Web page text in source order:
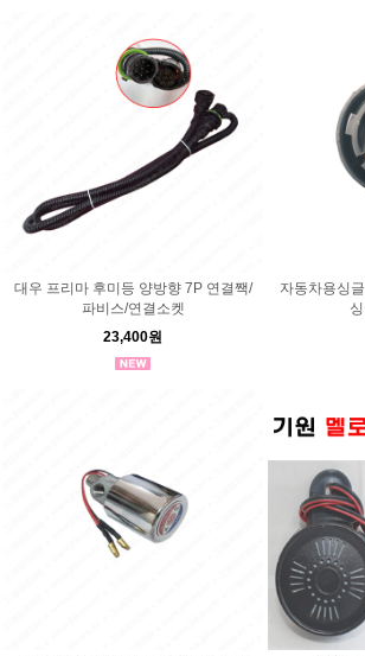
대우 프리마 후미등 양방향 7P 연결짹/
파비스/연결소켓
23,400원
자동차용싱